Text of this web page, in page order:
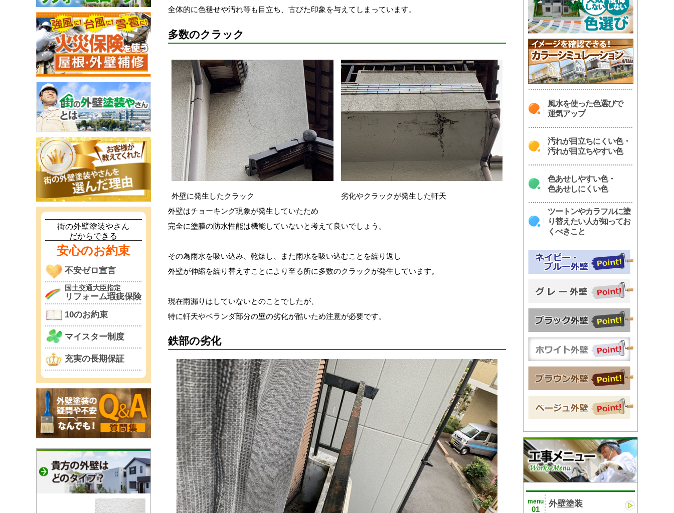
全体的に色褪せや汚れ等も目立ち、古びた印象を与えてしまっています。
多数のクラック
外壁に発生したクラック
劣化やクラックが発生した軒天
外壁はチョーキング現象が発生していたため
完全に塗膜の防水性能は機能していないと考えて良いでしょう。
その為雨水を吸い込み、乾燥し、また雨水を吸い込むことを繰り返し
外壁が伸縮を繰り替えすことにより至る所に多数のクラックが発生しています。
現在雨漏りはしていないとのことでしたが、
特に軒天やベランダ部分の壁の劣化が酷いため注意が必要です。
鉄部の劣化
風水を使った色選びで
運気アップ
汚れが目立ちにくい色・
汚れが目立ちやすい色
色あせしやすい色・
色あせしにくい色
ツートンやカラフルに塗
り替えたい人が知ってお
くべきこと
menu
01
外壁塗装
街の外壁塗装やさん
だからできる
安心のお約束
不安ゼロ宣言
国土交通大臣指定
リフォーム瑕疵保険
10のお約束
マイスター制度
充実の長期保証